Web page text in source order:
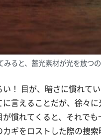
みると、蓄光素材が光を放つ
！ 目が、暗さに慣れて
言えることだが、徐々
が慣れてくると、それで
ギをロストした際の捜索